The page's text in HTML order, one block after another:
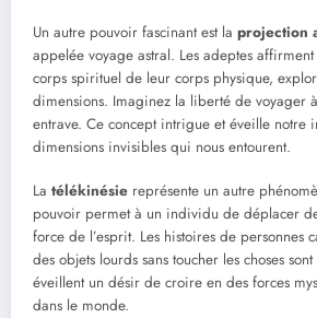
Un autre pouvoir fascinant est la projection
appelée voyage astral. Les adeptes
corps spirituel de leur corps physique,
dimensions. Imaginez la liberté de voyager à
entrave. Ce concept intrigue et éveille notre
dimensions invisibles qui nous entourent.
La télékinésie représente un autre
pouvoir permet à un individu de déplacer
force de l’esprit. Les histoires de personnes
des objets lourds sans toucher les choses
éveillent un désir de croire en des forces
dans le monde.